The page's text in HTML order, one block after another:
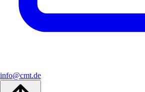
info@cmt.de